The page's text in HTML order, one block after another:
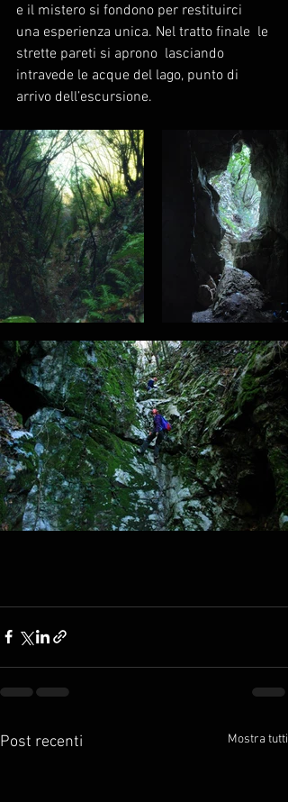
e il mistero si fondono per restituirci
una esperienza unica. Nel tratto finale  le
strette pareti si aprono  lasciando
intravede le acque del lago, punto di
arrivo dell’escursione.
Post recenti Mostra tutti